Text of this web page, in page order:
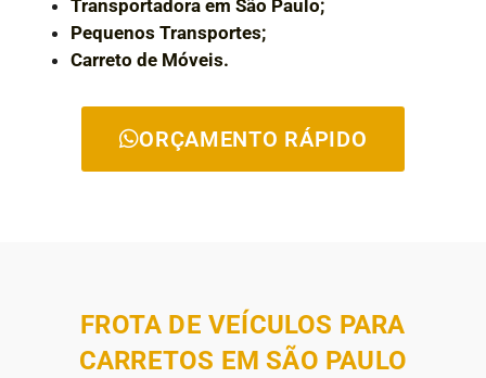
Transportadora em São Paulo;
Pequenos Transportes;
Carreto de Móveis.
ORÇAMENTO RÁPIDO
FROTA DE VEÍCULOS PARA
CARRETOS EM SÃO PAULO